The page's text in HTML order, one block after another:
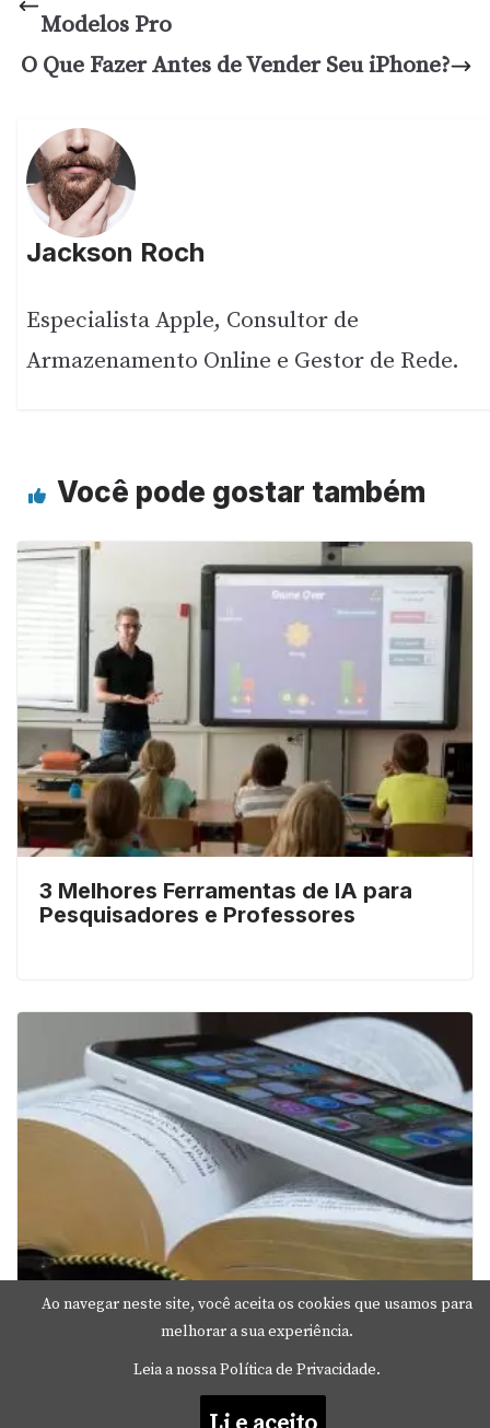
Modelos Pro
O Que Fazer Antes de Vender Seu iPhone?
Jackson Roch
Especialista Apple, Consultor de
Armazenamento Online e Gestor de Rede.
Você pode gostar também
3 Melhores Ferramentas de IA para
Pesquisadores e Professores
Os 5 Melhores Aplicativos Bíblicos
para iPhone que todo cristão deve ter
Ao navegar neste site, você aceita os cookies que usamos para
melhorar a sua experiência.
Leia a nossa Política de Privacidade.